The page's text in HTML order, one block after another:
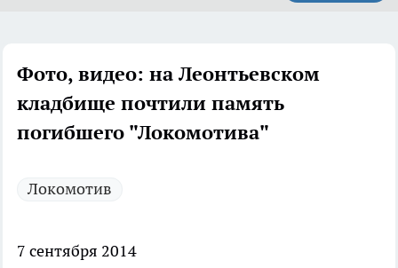
Фото, видео: на Леонтьевском
кладбище почтили память
погибшего "Локомотива"
Локомотив
7 сентября 2014